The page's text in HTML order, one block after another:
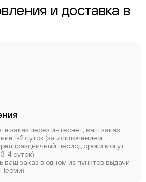
и доставка в
заказ через интернет, ваш заказ
1-2 суток (за исключением
период сроки могут
4 суток)
ваш заказ в одном из пунктов выдачи